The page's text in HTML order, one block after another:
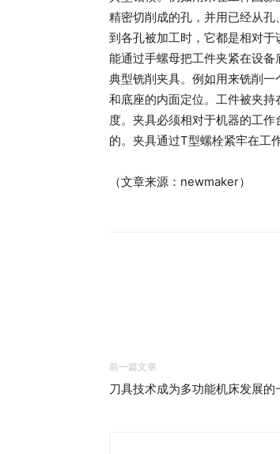
精密切削成的孔，并用已经从
到各孔被加工时，它都是相对
能通过手螺母把工件夹紧在设备
典型铣削夹具。例如用来铣削
和底座的内面定位。工件被夹
度。夹具必须相对于机器的工
的。夹具通过T型螺栓紧牢在工
（文章来源：newmaker）
前一篇文章
刀具技术成为多功能机床发展的